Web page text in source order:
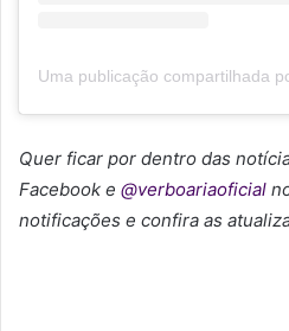
Quer ficar por dentro das
Facebook e @verboariaoficial
notificações e confira as